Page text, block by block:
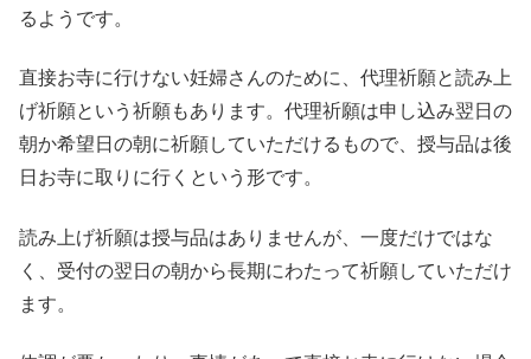
るようです。
直接お寺に行けない妊婦さんのために、代理祈願と読み上
げ祈願という祈願もあります。代理祈願は申し込み翌日の
朝か希望日の朝に祈願していただけるもので、授与品は後
日お寺に取りに行くという形です。
読み上げ祈願は授与品はありませんが、一度だけではな
く、受付の翌日の朝から長期にわたって祈願していただけ
ます。